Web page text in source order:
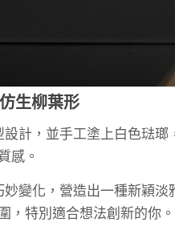
生柳葉形
計，並手工塗上白色琺瑯
感。
變化，營造出一種新穎淡
，特別適合想法創新的你。